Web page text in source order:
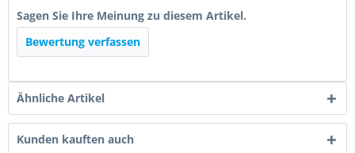
Sagen Sie Ihre Meinung zu diesem Artikel.
Bewertung verfassen
Ähnliche Artikel
Kunden kauften auch